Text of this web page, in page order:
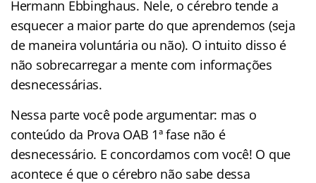
Hermann Ebbinghaus. Nele, o cérebro tende a
esquecer a maior parte do que aprendemos (seja
de maneira voluntária ou não). O intuito disso é
não sobrecarregar a mente com informações
desnecessárias.
Nessa parte você pode argumentar: mas o
conteúdo da Prova OAB 1ª fase não é
desnecessário. E concordamos com você! O que
acontece é que o cérebro não sabe dessa